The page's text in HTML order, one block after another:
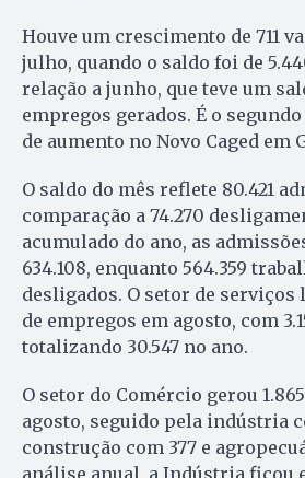
Houve um crescimento de 711
julho, quando o saldo foi de
relação a junho, que teve um
empregos gerados. É o
de aumento no Novo Caged em
O saldo do mês reflete 80.421
comparação a 74.270
acumulado do ano, as
634.108, enquanto 564.359
desligados. O setor de serviços
de empregos em agosto, com
totalizando 30.547 no ano.
O setor do Comércio gerou
agosto, seguido pela indústria
construção com 377 e
análise anual, a Indústria ficou